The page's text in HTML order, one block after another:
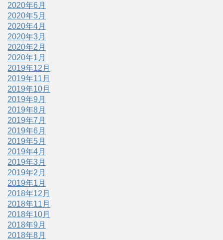
2020年6月
2020年5月
2020年4月
2020年3月
2020年2月
2020年1月
2019年12月
2019年11月
2019年10月
2019年9月
2019年8月
2019年7月
2019年6月
2019年5月
2019年4月
2019年3月
2019年2月
2019年1月
2018年12月
2018年11月
2018年10月
2018年9月
2018年8月